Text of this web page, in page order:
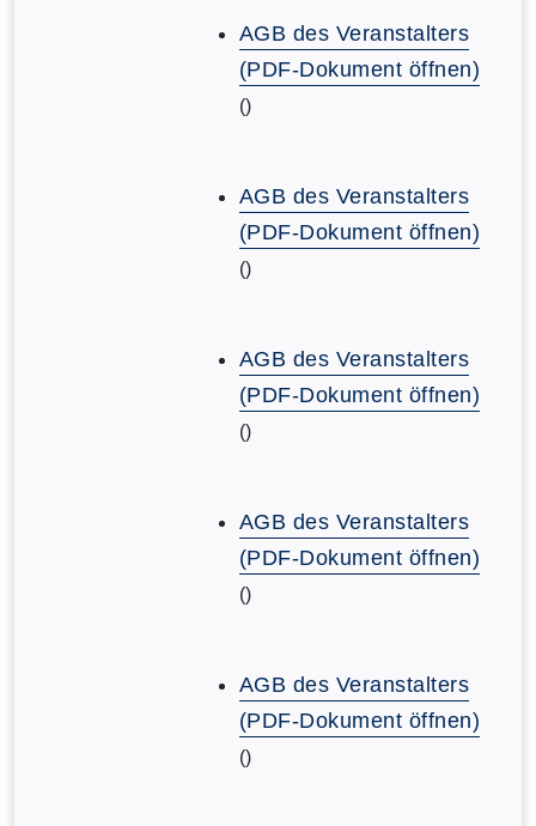
AGB des Veranstalters
(PDF-Dokument öffnen)
()
AGB des Veranstalters
(PDF-Dokument öffnen)
()
AGB des Veranstalters
(PDF-Dokument öffnen)
()
AGB des Veranstalters
(PDF-Dokument öffnen)
()
AGB des Veranstalters
(PDF-Dokument öffnen)
()